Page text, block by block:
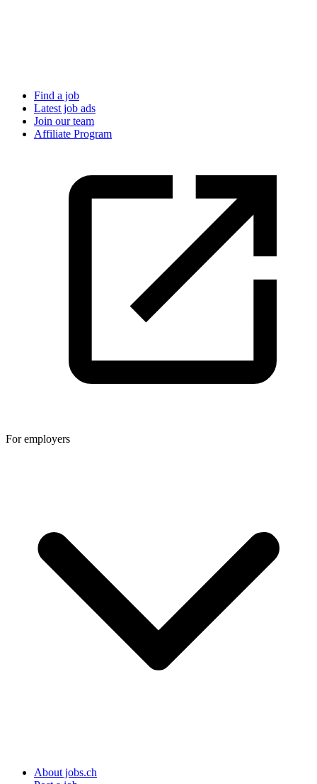
Find a job
Latest job ads
Join our team
Affiliate Program
For employers
About jobs.ch